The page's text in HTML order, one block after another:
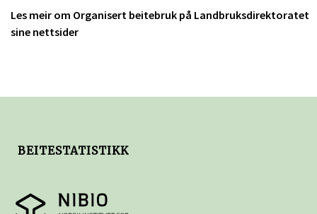
Les meir om Organisert beitebruk på Landbruksdirektoratet
sine nettsider
BEITESTATISTIKK
https://nibio.no